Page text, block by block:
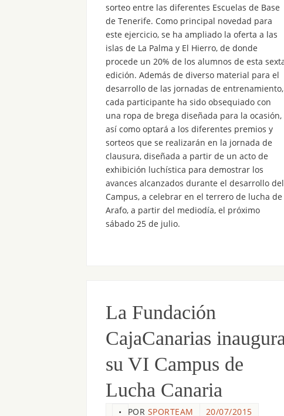
sorteo entre las diferentes Escuelas de Base
de Tenerife. Como principal novedad para
este ejercicio, se ha ampliado la oferta a las
islas de La Palma y El Hierro, de donde
procede un 20% de los alumnos de esta
edición. Además de diverso material para el
desarrollo de las jornadas de entrenamiento,
cada participante ha sido obsequiado con
una ropa de brega diseñada para la ocasión,
así como optará a los diferentes premios y
sorteos que se realizarán en la jornada de
clausura, diseñada a partir de un acto de
exhibición luchística para demostrar los
avances alcanzados durante el desarrollo del
Campus, a celebrar en el terrero de lucha de
Arafo, a partir del mediodía, el próximo
sábado 25 de julio.
La Fundación
CajaCanarias inaugura
su VI Campus de
Lucha Canaria
POR SPORTEAM
•
20/07/2015